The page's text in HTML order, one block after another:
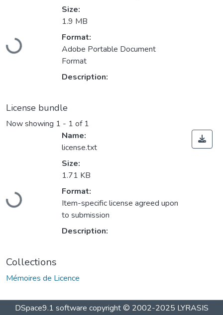
Loading...
Size:
1.9 MB
Format:
Adobe Portable Document
Format
Description:
License bundle
Now showing 1 - 1 of 1
Loading...
Name:
license.txt
Size:
1.71 KB
Format:
Item-specific license agreed upon
to submission
Description:
Collections
Mémoires de Licence
DSpace9.1 software copyright © 2002-2025 LYRASIS